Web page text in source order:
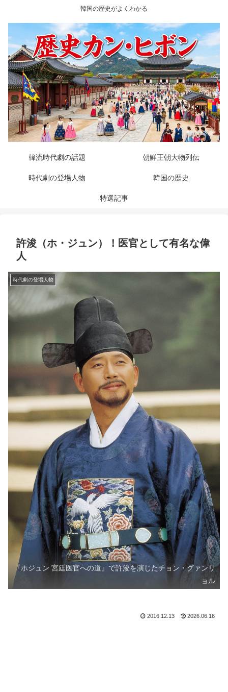
韓国の歴史がよくわかる
韓流時代劇の話題 朝鮮王朝大物列伝
時代劇の登場人物 韓国の歴史
特選記事
許浚（ホ・ジュン）！医官として有名な偉
人
時代劇の登場人物
『ホジュン 宮廷医官への道』で許浚を演じたチョン・グァンリ
ョル
2016.12.13 2026.06.16